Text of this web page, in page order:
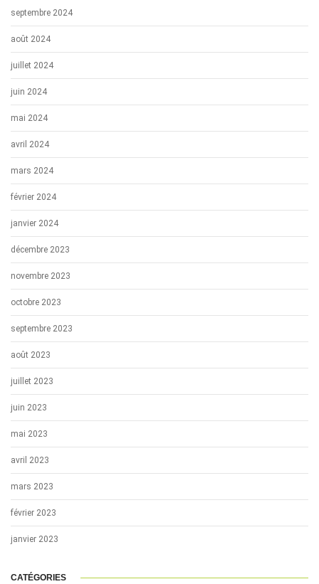
septembre 2024
août 2024
juillet 2024
juin 2024
mai 2024
avril 2024
mars 2024
février 2024
janvier 2024
décembre 2023
novembre 2023
octobre 2023
septembre 2023
août 2023
juillet 2023
juin 2023
mai 2023
avril 2023
mars 2023
février 2023
janvier 2023
CATÉGORIES